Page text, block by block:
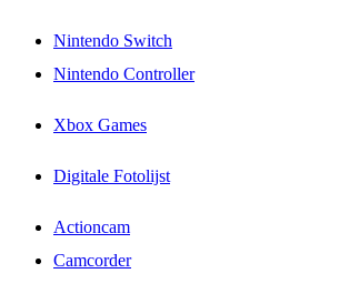
Nintendo Switch
Nintendo Controller
Xbox Games
Digitale Fotolijst
Actioncam
Camcorder